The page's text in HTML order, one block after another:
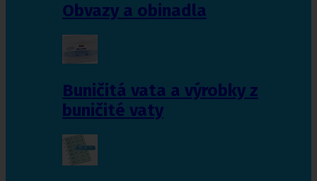
Obvazy a obinadla
Buničitá vata a výrobky z
buničité vaty